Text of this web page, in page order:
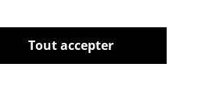
Tout accepter